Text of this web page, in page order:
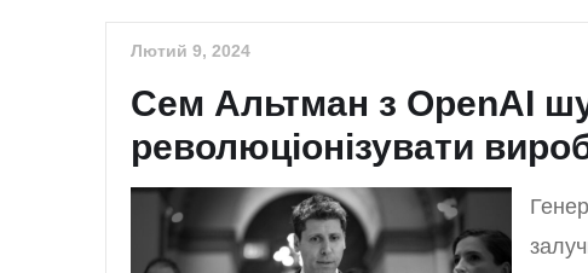
Лютий 9, 2024
Сем Альтман з OpenAI
революціонізувати